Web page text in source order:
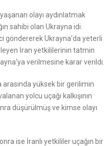
olayı aydınlatmak
sahibi olan Ukrayna idi.
göndererek Ukrayna’da yeterli
İran yetkililerinin tatmin
verilmesine karar verildi.
arasında yüksek bir gerilimin
yolcu uçağı kalkışının
düşürülmüş ve kimse olayı
ise İranlı yetkililer uçağın bir